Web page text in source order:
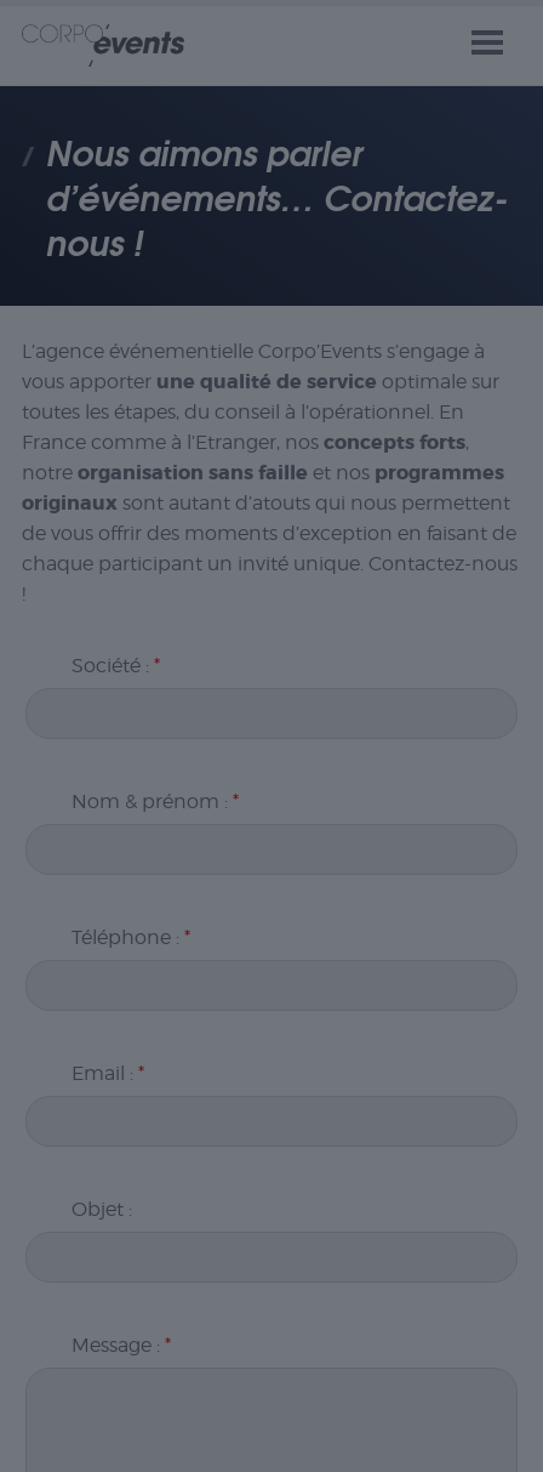
Nous aimons parler
d’événements… Contactez-
nous !
L’agence événementielle Corpo’Events s’engage à
vous apporter une qualité de service optimale sur
toutes les étapes, du conseil à l’opérationnel. En
France comme à l’Etranger, nos concepts forts,
notre organisation sans faille et nos programmes
originaux sont autant d’atouts qui nous permettent
de vous offrir des moments d’exception en faisant de
chaque participant un invité unique. Contactez-nous
!
Société :*
Nom & prénom :*
Téléphone :*
Email :*
Objet :
Message :*